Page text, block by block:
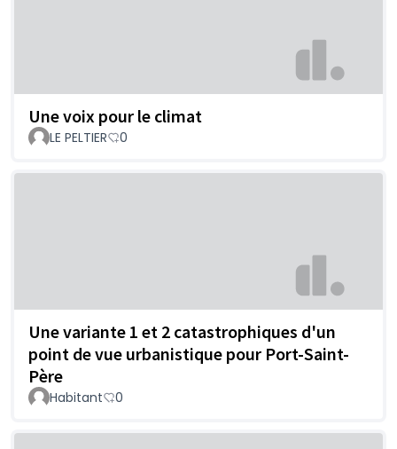
Une voix pour le climat
LE PELTIER 0
Une variante 1 et 2 catastrophiques d'un
point de vue urbanistique pour Port-Saint-
Père
Habitant 0